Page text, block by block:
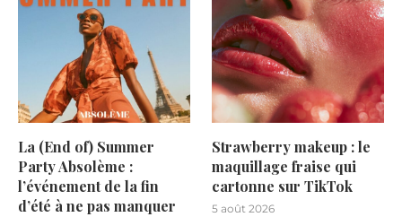
La (End of) Summer
Party Absolème :
l’événement de la fin
d’été à ne pas manquer
Strawberry makeup : le
maquillage fraise qui
cartonne sur TikTok
5 août 2026